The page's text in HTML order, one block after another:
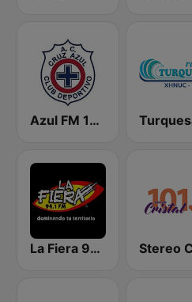
Azul FM 103.9
La Fiera 94.1 FM